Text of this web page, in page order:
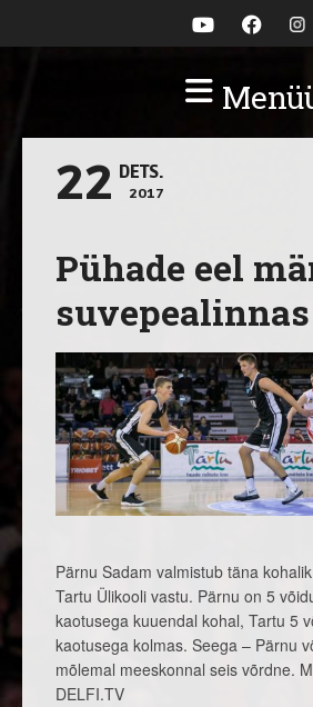
22 DETS.
2017
Pühade eel
suvepealinnas
Pärnu Sadam valmistub täna
Tartu Ülikooli vastu. Pärnu on 5
kaotusega kuuendal kohal, Tartu 5
kaotusega kolmas. Seega – Pärnu
mõlemal meeskonnal seis võrdne.
DELFI.TV